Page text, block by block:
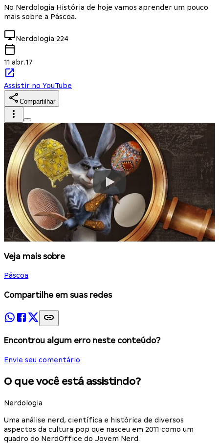
No Nerdologia História de hoje vamos aprender um pouco
mais sobre a Páscoa.
Nerdologia 224
11.abr.17
Assistir no YouTube
Compartilhar
Veja mais sobre
Páscoa
Compartilhe em suas redes
Encontrou algum erro neste conteúdo?
Envie seu comentário
O que você está assistindo?
Nerdologia
Uma análise nerd, científica e histórica de diversos
aspectos da cultura pop que nasceu em 2011 como um
quadro do NerdOffice do Jovem Nerd.